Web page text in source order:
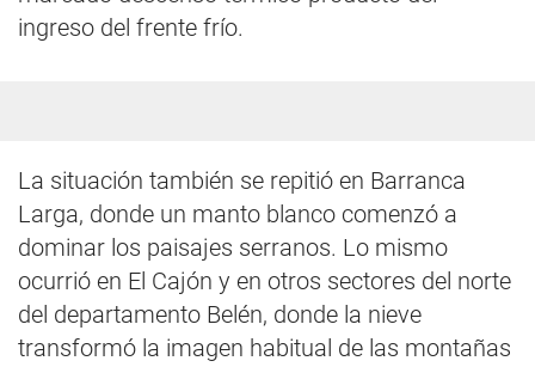
ingreso del frente frío.
La situación también se repitió en Barranca
Larga, donde un manto blanco comenzó a
dominar los paisajes serranos. Lo mismo
ocurrió en El Cajón y en otros sectores del norte
del departamento Belén, donde la nieve
transformó la imagen habitual de las montañas